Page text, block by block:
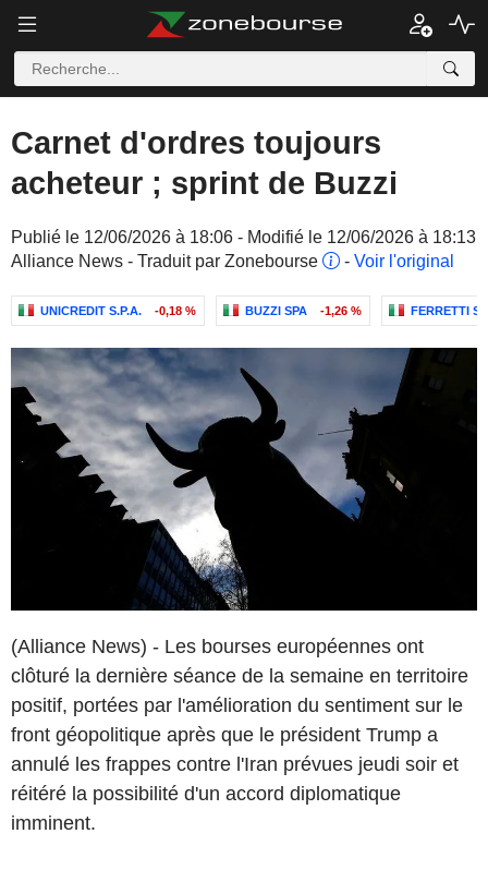
Carnet d'ordres toujours
acheteur ; sprint de Buzzi
Publié le 12/06/2026 à 18:06 - Modifié le 12/06/2026 à 18:13
Alliance News - Traduit par Zonebourse
- Voir l'original
UNICREDIT S.P.A. -0,18 % BUZZI SPA -1,26 % FERRETTI
(Alliance News) - Les bourses européennes ont
clôturé la dernière séance de la semaine en territoire
positif, portées par l'amélioration du sentiment sur le
front géopolitique après que le président Trump a
annulé les frappes contre l'Iran prévues jeudi soir et
réitéré la possibilité d'un accord diplomatique
imminent.